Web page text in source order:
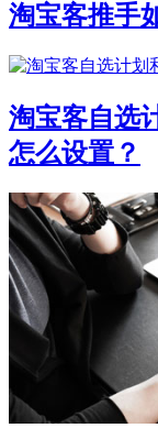
淘宝客推手
淘宝客自选
怎么设置？